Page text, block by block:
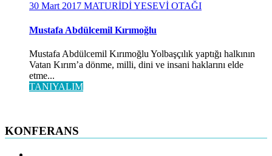
30 Mart 2017 MATURİDİ YESEVİ OTAĞI
Mustafa Abdülcemil Kırımoğlu
Mustafa Abdülcemil Kırımoğlu Yolbaşçılık yaptığı halkının
Vatan Kırım’a dönme, milli, dini ve insani haklarını elde
etme...
TANIYALIM
KONFERANS